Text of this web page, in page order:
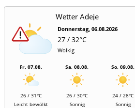
Wetter Adeje
Donnerstag, 06.08.2026
27 / 32°C
Wolkig
Fr, 07.08.
26 / 31°C
Leicht bewölkt
Sa, 08.08.
26 / 30°C
Sonnig
So, 09.08.
24 / 28°C
Sonnig